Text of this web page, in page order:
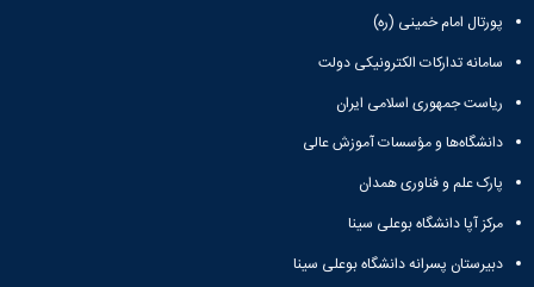
پورتال امام خمینی (ره)
سامانه تدارکات الکترونیکی دولت
ریاست جمهوری اسلامی ایران
دانشگاه‌ها و مؤسسات آموزش عالی
پارک علم و فناوری همدان
مرکز آپا دانشگاه بوعلی سینا
دبیرستان پسرانه دانشگاه بوعلی سینا